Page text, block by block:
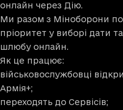
онлайн через Дію.
Ми разом з Міноборони
пріоритет у виборі дати
шлюбу онлайн.
Як це працює:
військовослужбовці
Армія+;
переходять до Сервісів;